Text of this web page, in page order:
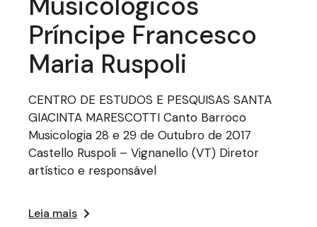
Príncipe Francesco
Maria Ruspoli
CENTRO DE ESTUDOS E PESQUISAS SANTA
GIACINTA MARESCOTTI Canto Barroco
Musicologia 28 e 29 de Outubro de 2017
Castello Ruspoli – Vignanello (VT) Diretor
artístico e responsável
Leia mais